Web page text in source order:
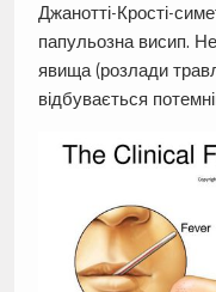
Джанотті-Крості-
папульозна висип.
явища (розлади
відбувається